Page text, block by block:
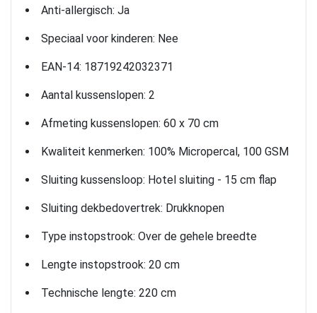
Anti-allergisch: Ja
Speciaal voor kinderen: Nee
EAN-14: 18719242032371
Aantal kussenslopen: 2
Afmeting kussenslopen: 60 x 70 cm
Kwaliteit kenmerken: 100% Micropercal, 100 GSM
Sluiting kussensloop: Hotel sluiting - 15 cm flap
Sluiting dekbedovertrek: Drukknopen
Type instopstrook: Over de gehele breedte
Lengte instopstrook: 20 cm
Technische lengte: 220 cm